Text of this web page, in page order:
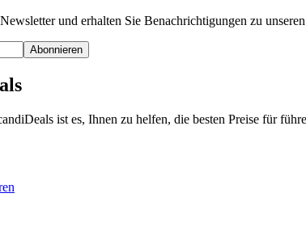
und erhalten Sie Benachrichtigungen zu
Abonnieren
ist es, Ihnen zu helfen, die besten Preise für